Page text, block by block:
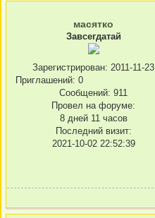
масятко
Завсегдатай
Зарегистрирован: 2011-11-23
Приглашений: 0
Сообщений: 911
Провел на форуме:
8 дней 11 часов
Последний визит:
2021-10-02 22:52:39